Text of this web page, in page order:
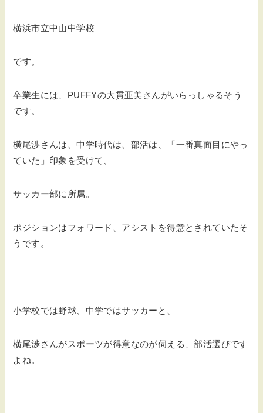
横浜市立中山中学校
です。
卒業生には、PUFFYの大貫亜美さんがいらっしゃるそう
です。
横尾渉さんは、中学時代は、部活は、「一番真面目にやっ
ていた」印象を受けて、
サッカー部に所属。
ポジションはフォワード、アシストを得意とされていたそ
うです。
小学校では野球、中学ではサッカーと、
横尾渉さんがスポーツが得意なのが伺える、部活選びです
よね。